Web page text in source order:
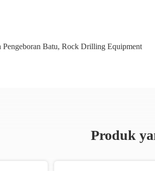
Pengeboran Batu, Rock Drilling Equipment
Produk